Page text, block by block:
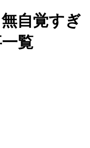
自覚すぎ
覧